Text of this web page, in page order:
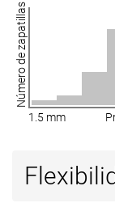
Número de zapatillas
1.5 mm